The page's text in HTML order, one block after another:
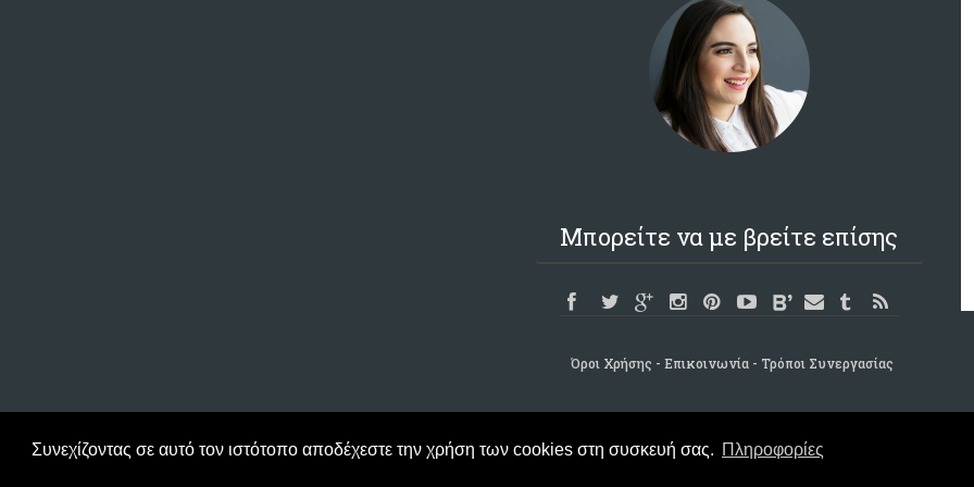
Συνεχίζοντας σε αυτό τον ιστότοπο αποδέχεστε την χρήση των cookies στη συσκευή σας. Πληροφορίες
Μπορείτε να με βρείτε επίσης
Όροι Χρήσης Επικοινωνία Τρόποι Συνεργασίας